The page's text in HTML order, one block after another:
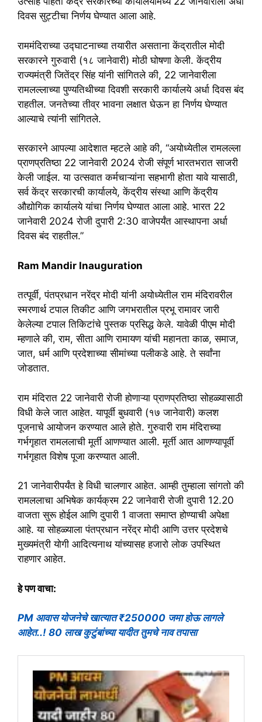
दिवस सुट्टीचा निर्णय घेण्यात आला आहे.
राममंदिराच्या उद्घाटनाच्या तयारीत असताना केंद्रातील मोदी
सरकारने गुरुवारी (१८ जानेवारी) मोठी घोषणा केली. केंद्रीय
राज्यमंत्री जितेंद्र सिंह यांनी सांगितले की, 22 जानेवारीला
रामलल्लाच्या पुण्यतिथीच्या दिवशी सरकारी कार्यालये अर्धा दिवस बंद
राहतील. जनतेच्या तीव्र भावना लक्षात घेऊन हा निर्णय घेण्यात
आल्याचे त्यांनी सांगितले.
सरकारने आपल्या आदेशात म्हटले आहे की, “अयोध्येतील रामलल्ला
प्राणप्रतिष्ठा 22 जानेवारी 2024 रोजी संपूर्ण भारतभरात साजरी
केली जाईल. या उत्सवात कर्मचाऱ्यांना सहभागी होता यावे यासाठी,
सर्व केंद्र सरकारची कार्यालये, केंद्रीय संस्था आणि केंद्रीय
औद्योगिक कार्यालये यांचा निर्णय घेण्यात आला आहे. भारत 22
जानेवारी 2024 रोजी दुपारी 2:30 वाजेपर्यंत आस्थापना अर्धा
दिवस बंद राहतील.”
Ram Mandir Inauguration
तत्पूर्वी, पंतप्रधान नरेंद्र मोदी यांनी अयोध्येतील राम मंदिरावरील
स्मरणार्थ टपाल तिकीट आणि जगभरातील प्रभू रामावर जारी
केलेल्या टपाल तिकिटांचे पुस्तक प्रसिद्ध केले. यावेळी पीएम मोदी
म्हणाले की, राम, सीता आणि रामायण यांची महानता काळ, समाज,
जात, धर्म आणि प्रदेशाच्या सीमांच्या पलीकडे आहे. ते सर्वांना
जोडतात.
राम मंदिरात 22 जानेवारी रोजी होणाऱ्या प्राणप्रतिष्ठा सोहळ्यासाठी
विधी केले जात आहेत. यापूर्वी बुधवारी (१७ जानेवारी) कलश
पूजनाचे आयोजन करण्यात आले होते. गुरुवारी राम मंदिराच्या
गर्भगृहात रामललाची मूर्ती आणण्यात आली. मूर्ती आत आणण्यापूर्वी
गर्भगृहात विशेष पूजा करण्यात आली.
21 जानेवारीपर्यंत हे विधी चालणार आहेत. आम्ही तुम्हाला सांगतो की
रामललाचा अभिषेक कार्यक्रम 22 जानेवारी रोजी दुपारी 12.20
वाजता सुरू होईल आणि दुपारी 1 वाजता समाप्त होण्याची अपेक्षा
आहे. या सोहळ्याला पंतप्रधान नरेंद्र मोदी आणि उत्तर प्रदेशचे
मुख्यमंत्री योगी आदित्यनाथ यांच्यासह हजारो लोक उपस्थित
राहणार आहेत.
हे पण वाचा:
PM आवास योजनेचे खात्यात ₹250000 जमा होऊ लागले
आहेत..! 80 लाख कुटुंबांच्या यादीत तुमचे नाव तपासा